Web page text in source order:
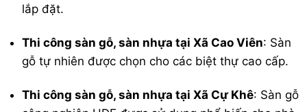
lắp đặt.
Thi công sàn gỗ, sàn nhựa tại Xã Cao Viên: Sàn
gỗ tự nhiên được chọn cho các biệt thự cao cấp.
Thi công sàn gỗ, sàn nhựa tại Xã Cự Khê: Sàn gỗ